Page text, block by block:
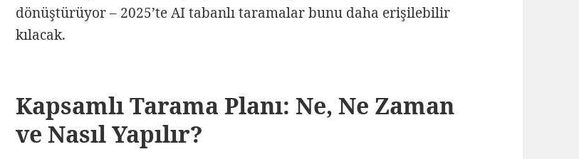
dönüştürüyor – 2025’te AI tabanlı taramalar bunu daha erişilebilir
kılacak.
Kapsamlı Tarama Planı: Ne, Ne Zaman
ve Nasıl Yapılır?